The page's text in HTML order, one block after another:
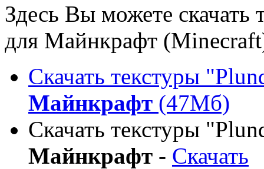
Здесь Вы можете скачать
для Майнкрафт
Скачать текстуры
Майнкрафт (47Мб)
Скачать текстуры
Майнкрафт - Скачать